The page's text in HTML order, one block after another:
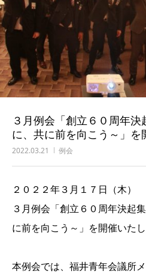
３月例会「創立６０周年
に、共に前を向こう～」を
2022.03.21 例会
２０２２年３月１７日（木）
３月例会「創立６０周年決起
に前を向こう～」を開催いたし
本例会では、福井青年会議所